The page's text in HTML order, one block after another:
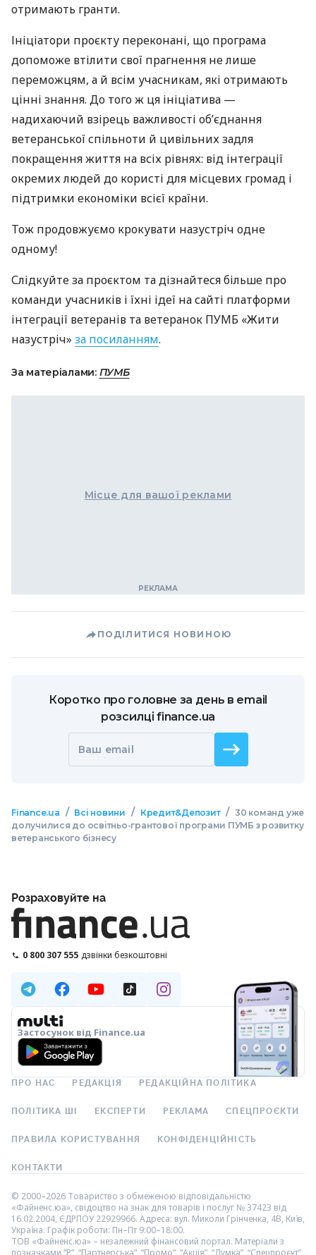
отримають гранти.
Ініціатори проєкту переконані, що програма
допоможе втілити свої прагнення не лише
переможцям, а й всім учасникам, які отримають
цінні знання. До того ж ця ініціатива —
надихаючий взірець важливості об’єднання
ветеранської спільноти й цивільних задля
покращення життя на всіх рівнях: від інтеграції
окремих людей до користі для місцевих громад і
підтримки економіки всієї країни.
Тож продовжуємо крокувати назустріч одне
одному!
Слідкуйте за проєктом та дізнайтеся більше про
команди учасників і їхні ідеї на сайті платформи
інтеграції ветеранів та ветеранок ПУМБ «Жити
назустріч» за посиланням.
За матеріалами: ПУМБ
Місце для вашої реклами
ПОДІЛИТИСЯ НОВИНОЮ
Коротко про головне за день в email
розсилці finance.ua
Ваш email
Finance.ua / Всі новини / Кредит&Депозит / 30 команд уже
долучилися до освітньо-грантової програми ПУМБ з розвитку
ветеранського бізнесу
Розраховуйте на
0 800 307 555 дзвінки безкоштовні
Застосунок від Finance.ua
ПРО НАС РЕДАКЦІЯ РЕДАКЦІЙНА ПОЛІТИКА
ПОЛІТИКА ШІ ЕКСПЕРТИ РЕКЛАМА СПЕЦПРОЄКТИ
ПРАВИЛА КОРИСТУВАННЯ КОНФІДЕНЦІЙНІСТЬ
КОНТАКТИ
© 2000–2026 Товариство з обмеженою відповідальністю
«Файненс.юа», свідоцтво на знак для товарів і послуг № 37423 від
16.02.2004, ЄДРПОУ 22929966. Адреса: вул. Миколи Грінченка, 4В, Київ,
Україна. Графік роботи: Пн–Пт 9:00–18:00.
ТОВ «Файненс.юа» – незалежний фінансовий портал. Матеріали з
позначками “Р”, “Партнерська”, “Промо”, “Акція”, “Думка”, “Спецпроєкт”,